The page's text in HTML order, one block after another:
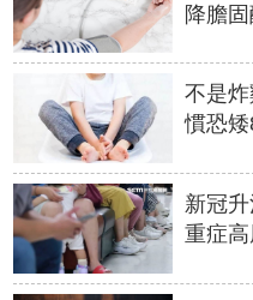
降膽
不是
慣恐
新冠
重症